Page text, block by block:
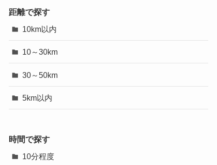
距離で探す
10km以内
10～30km
30～50km
5km以内
時間で探す
10分程度